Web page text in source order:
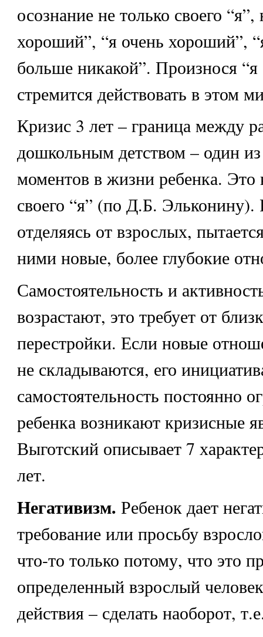
осознание не только своего
хороший”, “я очень хороший”,
больше никакой”. Произнося “я
стремится действовать в этом
Кризис 3 лет – граница между
дошкольным детством – один
моментов в жизни ребенка. Это
своего “я” (по Д.Б. Эльконину).
отделяясь от взрослых,
ними новые, более глубокие
Самостоятельность и
возрастают, это требует от
перестройки. Если новые
не складываются, его
самостоятельность постоянно
ребенка возникают кризисные
Выготский описывает 7
лет.
Негативизм. Ребенок дает
требование или просьбу
что-то только потому, что это
определенный взрослый
действия – сделать наоборот,